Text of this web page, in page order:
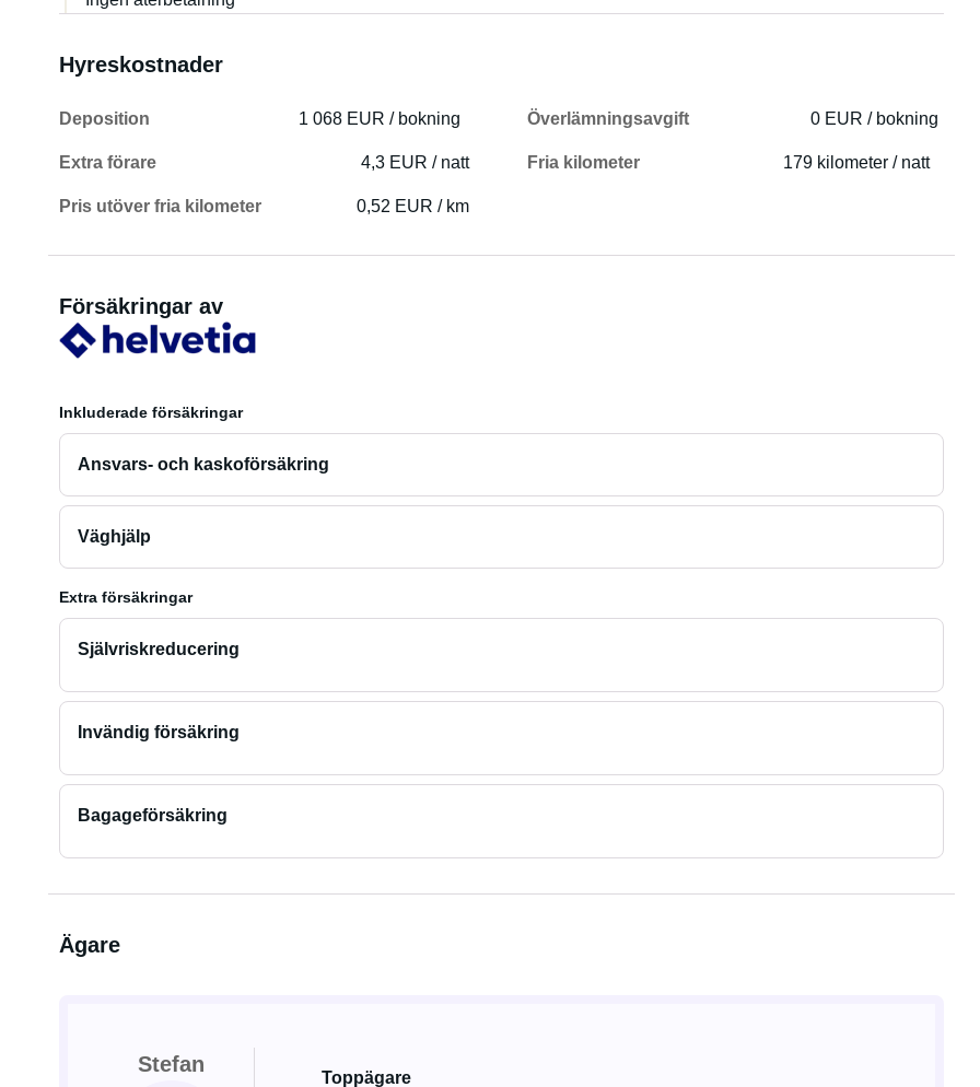
Hyreskostnader
Deposition 1 068 EUR / bokning Överlämningsavgift 0 EUR / bokning
Extra förare 4,3 EUR / natt Fria kilometer 179 kilometer / natt
Pris utöver fria kilometer 0,52 EUR / km
Försäkringar av
Inkluderade försäkringar
Ansvars- och kaskoförsäkring
Väghjälp
Extra försäkringar
Självriskreducering
Invändig försäkring
Bagageförsäkring
Ägare
Stefan
Toppägare